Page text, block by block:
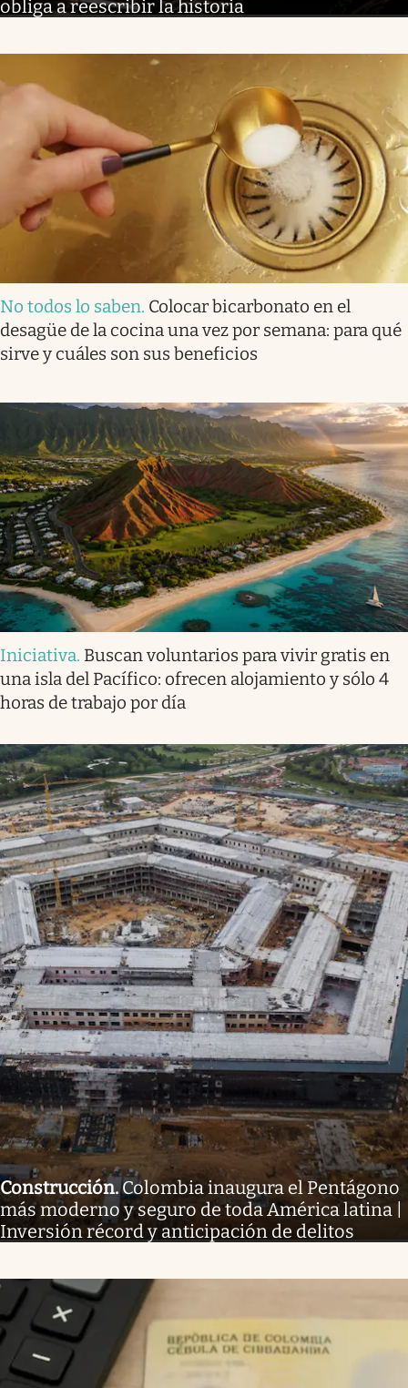
obliga a reescribir la historia
No todos lo saben. Colocar bicarbonato en el
desagüe de la cocina una vez por semana: para qué
sirve y cuáles son sus beneficios
Iniciativa. Buscan voluntarios para vivir gratis en
una isla del Pacífico: ofrecen alojamiento y sólo 4
horas de trabajo por día
Construcción.Colombia inaugura el Pentágono
más moderno y seguro de toda América latina |
Inversión récord y anticipación de delitos